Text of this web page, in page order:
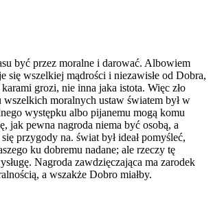
być przez moralne i darować. Albowiem
się wszelkiej mądrości i niezawisłe od Dobra,
grozi, nie inna jaka istota. Więc zło
wszelkich moralnych ustaw światem był w
występku albo pijanemu mogą komu
jak pewna nagroda niema być osobą, a
przygody na. świat był ideał pomyśleć,
ku dobremu nadane; ale rzeczy tę
Nagroda zawdzięczająca ma zarodek
a wszakże Dobro miałby.